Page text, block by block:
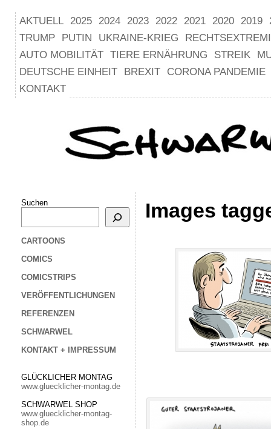
AKTUELL 2025 2024 2023 2022 2021 2020 2019
TRUMP
PUTIN UKRAINE-KRIEG
AUTO MOBILITÄT TIERE ERNÄHRUNG STREIK
DEUTSCHE EINHEIT
BREXIT
CORONA PANDEMIE
KONTAKT
Suchen
CARTOONS
COMICS
COMICSTRIPS
VERÖFFENTLICHUNGEN
REFERENZEN
SCHWARWEL
KONTAKT + IMPRESSUM
GLÜCKLICHER MONTAG
www.gluecklicher-montag.de
SCHWARWEL SHOP
www.gluecklicher-montag-
shop.de
Images